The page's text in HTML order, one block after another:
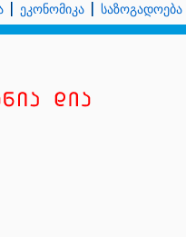
ეკონომიკა საზოგადოება